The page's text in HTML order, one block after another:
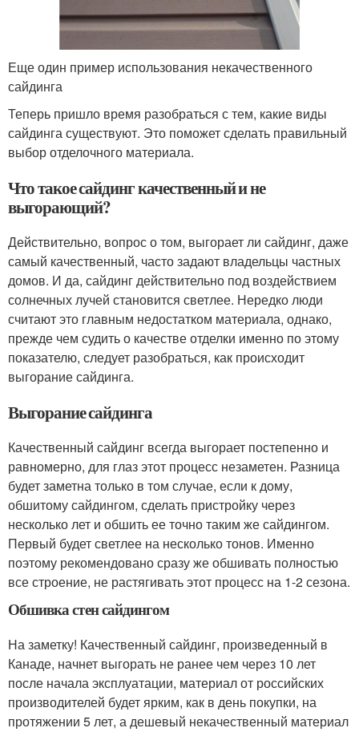
Еще один пример использования некачественного
сайдинга
Теперь пришло время разобраться с тем, какие виды
сайдинга существуют. Это поможет сделать правильный
выбор отделочного материала.
Что такое сайдинг качественный и не
выгорающий?
Действительно, вопрос о том, выгорает ли сайдинг, даже
самый качественный, часто задают владельцы частных
домов. И да, сайдинг действительно под воздействием
солнечных лучей становится светлее. Нередко люди
считают это главным недостатком материала, однако,
прежде чем судить о качестве отделки именно по этому
показателю, следует разобраться, как происходит
выгорание сайдинга.
Выгорание сайдинга
Качественный сайдинг всегда выгорает постепенно и
равномерно, для глаз этот процесс незаметен. Разница
будет заметна только в том случае, если к дому,
обшитому сайдингом, сделать пристройку через
несколько лет и обшить ее точно таким же сайдингом.
Первый будет светлее на несколько тонов. Именно
поэтому рекомендовано сразу же обшивать полностью
все строение, не растягивать этот процесс на 1-2 сезона.
Обшивка стен сайдингом
На заметку! Качественный сайдинг, произведенный в
Канаде, начнет выгорать не ранее чем через 10 лет
после начала эксплуатации, материал от российских
производителей будет ярким, как в день покупки, на
протяжении 5 лет, а дешевый некачественный материал